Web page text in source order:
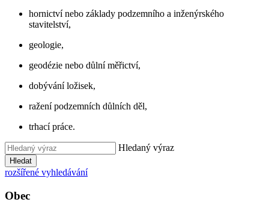
hornictví nebo základy podzemního a inženýrského
stavitelství,
geologie,
geodézie nebo důlní měřictví,
dobývání ložisek,
ražení podzemních důlních děl,
trhací práce.
Hledaný výraz
Hledat
rozšířené vyhledávání
Obec